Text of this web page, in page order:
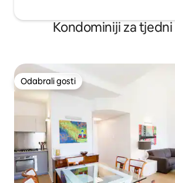
Kondominiji za tjedni
Odabrali gosti
Odabrali gosti